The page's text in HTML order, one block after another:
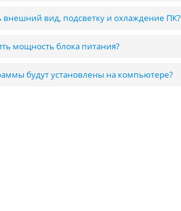
внешний вид, подсветку и охлаждение ПК?
мощность блока питания?
будут установлены на компьютере?